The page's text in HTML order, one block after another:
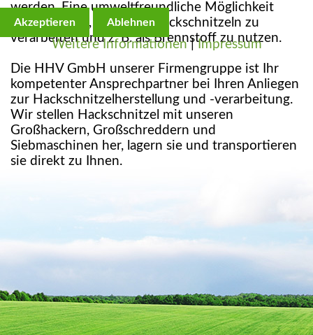
werden. Eine umweltfreundliche Möglichkeit
besteht darin, dieses zu Hackschnitzeln zu
verarbeiten und z. B. als Brennstoff zu nutzen.
Die HHV GmbH unserer Firmengruppe ist Ihr
kompetenter Ansprechpartner bei Ihren Anliegen
zur Hackschnitzelherstellung und -verarbeitung.
Wir stellen Hackschnitzel mit unseren
Großhackern, Großschreddern und
Siebmaschinen her, lagern sie und transportieren
sie direkt zu Ihnen.
Akzeptieren Ablehnen
Weitere Informationen|Impressum